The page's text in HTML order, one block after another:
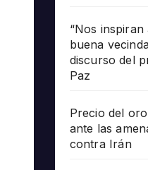
“Nos
buena
discurso del
Paz
Precio del
ante las
contra Irán